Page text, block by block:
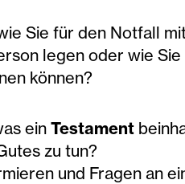
Sie für den Notfall
legen oder wie Sie
können?
ein Testament
zu tun?
und Fragen an